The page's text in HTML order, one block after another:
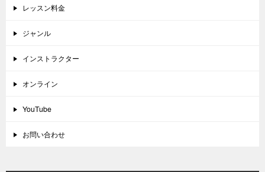
レッスン料金
ジャンル
インストラクター
オンライン
YouTube
お問い合わせ